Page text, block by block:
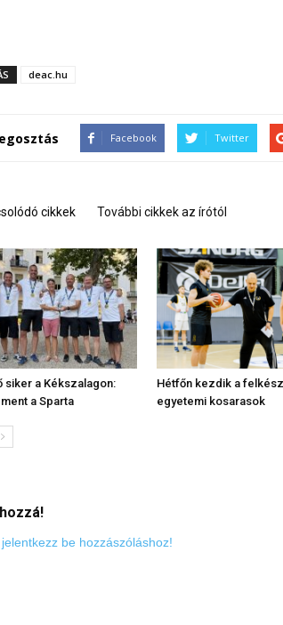
deac.hu
Facebook Twitter
cikkek További cikkek az írótól
siker a Kékszalagon:
a Sparta
Hétfőn kezdik a
egyetemi kosarasok
be hozzászóláshoz!